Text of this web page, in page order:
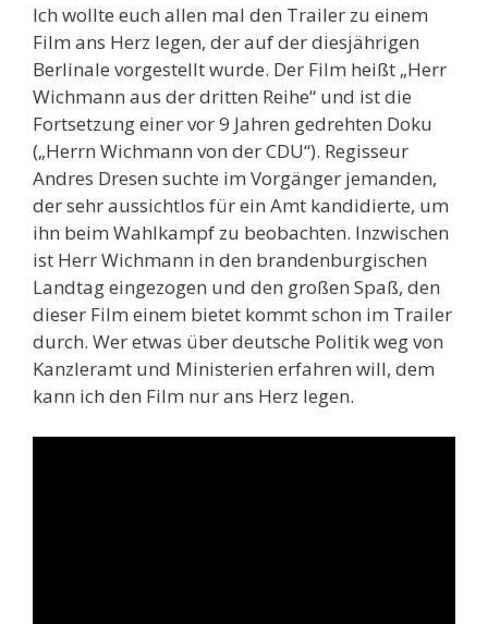
Ich wollte euch allen mal den Trailer zu einem
Film ans Herz legen, der auf der diesjährigen
Berlinale vorgestellt wurde. Der Film heißt „Herr
Wichmann aus der dritten Reihe“ und ist die
Fortsetzung einer vor 9 Jahren gedrehten Doku
(„Herrn Wichmann von der CDU“). Regisseur
Andres Dresen suchte im Vorgänger jemanden,
der sehr aussichtlos für ein Amt kandidierte, um
ihn beim Wahlkampf zu beobachten. Inzwischen
ist Herr Wichmann in den brandenburgischen
Landtag eingezogen und den großen Spaß, den
dieser Film einem bietet kommt schon im Trailer
durch. Wer etwas über deutsche Politik weg von
Kanzleramt und Ministerien erfahren will, dem
kann ich den Film nur ans Herz legen.